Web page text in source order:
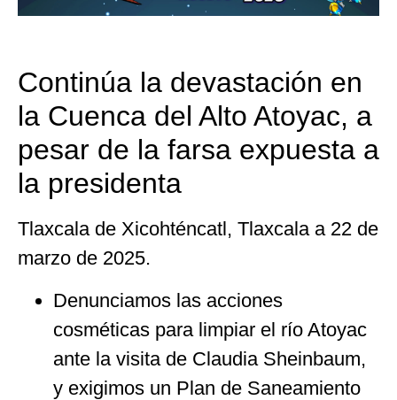
Continúa la devastación en
la Cuenca del Alto Atoyac, a
pesar de la farsa expuesta a
la presidenta
Tlaxcala de Xicohténcatl, Tlaxcala a 22 de
marzo de 2025.
Denunciamos las acciones
cosméticas para limpiar el río Atoyac
ante la visita de Claudia Sheinbaum,
y exigimos un Plan de Saneamiento